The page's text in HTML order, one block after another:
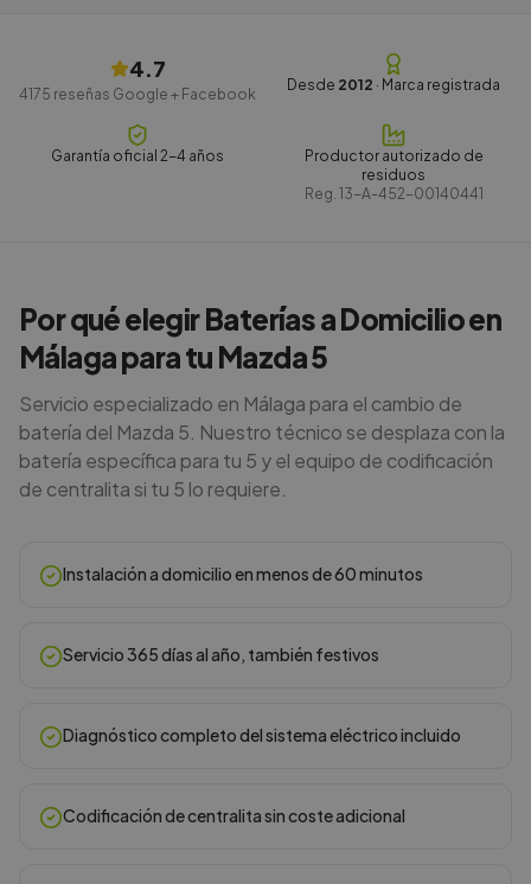
4.7
4175 reseñas Google + Facebook
Desde 2012 · Marca registrada
Garantía oficial 2-4 años
Productor autorizado de
residuos
Reg. 13-A-452-00140441
Por qué elegir Baterías a Domicilio en
Málaga para tu Mazda 5
Servicio especializado en Málaga para el cambio de
batería del Mazda 5. Nuestro técnico se desplaza con la
batería específica para tu 5 y el equipo de codificación
de centralita si tu 5 lo requiere.
Instalación a domicilio en menos de 60 minutos
Servicio 365 días al año, también festivos
Diagnóstico completo del sistema eléctrico incluido
Codificación de centralita sin coste adicional